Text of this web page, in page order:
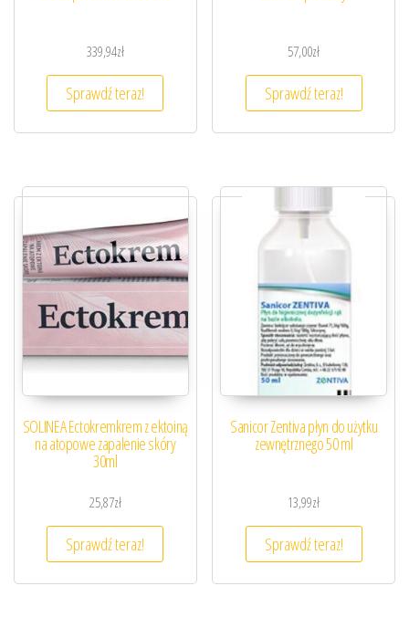
339,94zł
Sprawdź teraz!
57,00zł
Sprawdź teraz!
SOLINEA Ectokremkrem z ektoiną
na atopowe zapalenie skóry
30ml
25,87zł
Sprawdź teraz!
Sanicor Zentiva płyn do użytku
zewnętrznego 50 ml
13,99zł
Sprawdź teraz!